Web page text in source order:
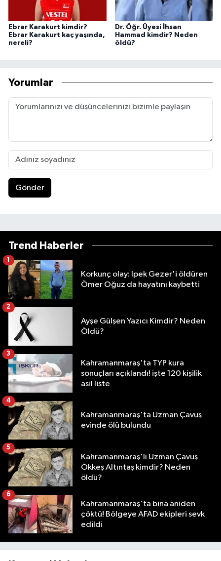
Ebrar Karakurt kimdir?
Ebrar Karakurt kaç yaşında,
nereli?
Dr. Öğr. Üyesi İhsan
Hammad kimdir? Neden
öldü?
Yorumlar
Gönder
Trend Haberler
Korkunç olay: İpek Gezer'i öldüren
Ömer Oğuz da hayatını kaybetti
1
Ayşe Gülşen Yazıcı Kimdir? Neden
Öldü?
2
Kahramanmaraş'ta TYP kura
sonuçları açıklandı! işte 120 kişilik
asil liste
3
Kahramanmaraş'ta Uzman Çavuş
evinde ölü bulundu
4
Kahramanmaraş'lı Uzman Çavuş
Ökkeş Altıntaş kimdir? Neden
öldü?
5
Kahramanmaraş'ta bina aniden
çöktü! Bölgeye AFAD ekipleri sevk
edildi
6